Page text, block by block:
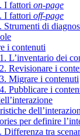
I fattori on-page
I fattori off-page
Strumenti di
i contenuti
L’inventario dei
Revisionare i
Migrare i contenuti
Pubblicare i
per definire
Differenza tra